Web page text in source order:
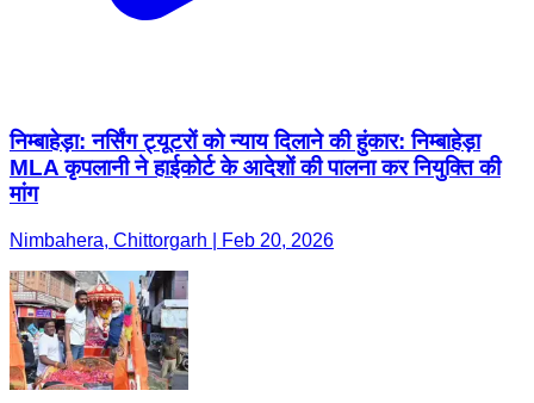
निम्बाहेड़ा: नर्सिंग ट्यूटरों को न्याय दिलाने की हुंकार: निम्बाहेड़ा
MLA कृपलानी ने हाईकोर्ट के आदेशों की पालना कर नियुक्ति की
मांग
Nimbahera, Chittorgarh | Feb 20, 2026